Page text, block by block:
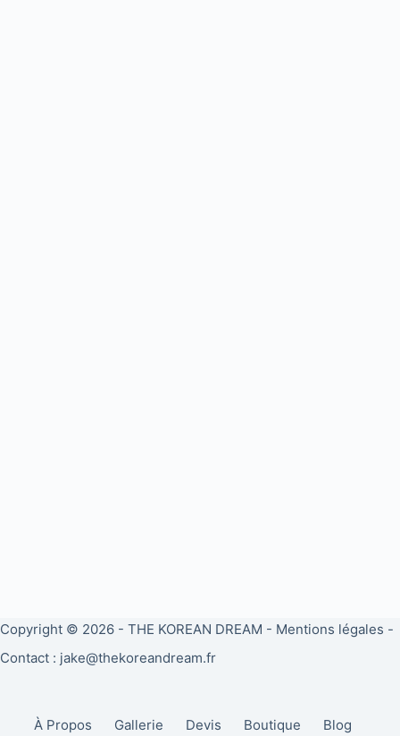
Copyright © 2026 - THE KOREAN DREAM - Mentions légales -
Contact : jake@thekoreandream.fr
À Propos Gallerie Devis Boutique Blog